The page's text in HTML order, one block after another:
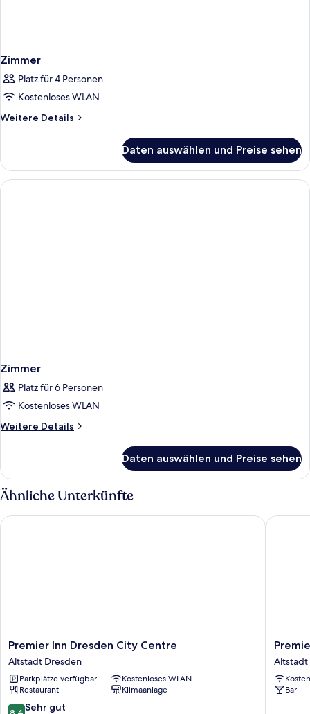
Zimmer
Platz für 4 Personen
Kostenloses WLAN
Weitere Details
Weitere
Daten auswählen und Preise sehen
Zimmer
Platz für 6 Personen
Kostenloses WLAN
Weitere Details
Weitere
Daten auswählen und Preise sehen
Ähnliche Unterkünfte
Premier
Inn
Dresden
City
Centre
Altstadt
Premier Inn Dresden City Centre
Altstadt Dresden
Parkplätze verfügbar
Kostenloses WLAN
Restaurant
Klimaanlage
8.4 Sehr gut
Premier Inn Dresden City Centre
Premier
Inn
Dresden
City
Prager
Altstadt
Bar
Premier